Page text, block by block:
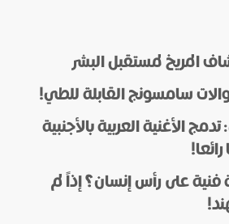
المريخ لمستقبل البشر
سامسونج القابلة للطي!
الأغنية العربية بالأجنبية
فنية على رأس إنسان؟ إذاً لم